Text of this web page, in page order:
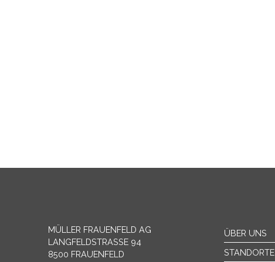
MÜLLER FRAUENFELD AG
LANGFELDSTRASSE 94
8500 FRAUENFELD
ÜBER UNS
STANDORTE